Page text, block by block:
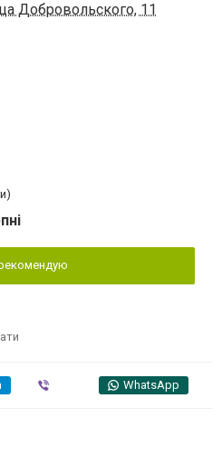
Добровольского, 11
WhatsApp